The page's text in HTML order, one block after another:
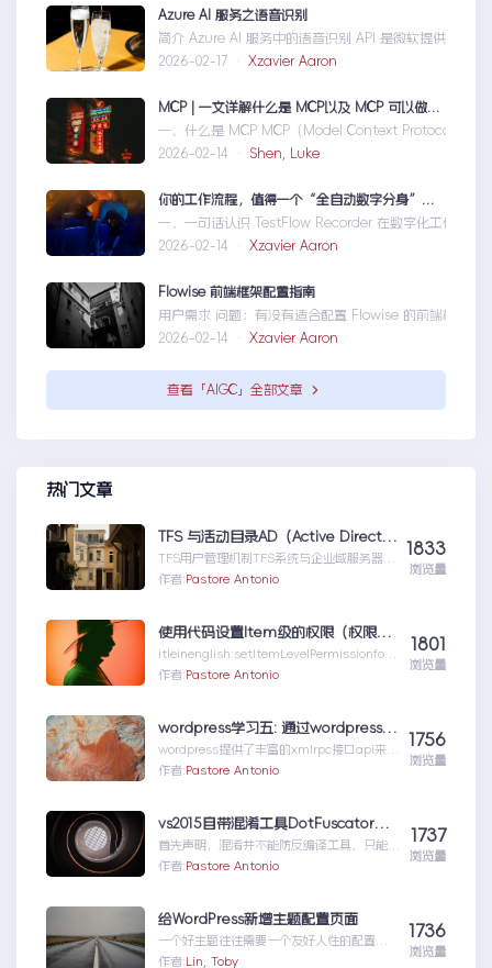
Azure AI 服务之语音识别
简介 Azure AI 服务中的语音识别 API 是微软提供的一
2026-02-17 · Xzavier Aaron
MCP | 一文详解什么是 MCP以及 MCP 可以做什么
一、什么是 MCP MCP（Model Context Protocol）是
2026-02-14 · Shen, Luke
你的工作流程，值得一个“全自动数字分身”：录制、截图、成文，一气呵成
一、一句话认识 TestFlow Recorder 在数字化工作环
2026-02-14 · Xzavier Aaron
Flowise 前端框架配置指南
用户需求 问题：有没有适合配置 Flowise 的前端框架
2026-02-14 · Xzavier Aaron
查看「AIGC」全部文章
热门文章
TFS 与活动目录AD（Active Directory)的同步机制
TFS用户管理机制TFS系统与企业域服务器用
户系统（或本地计算机用户系统）高度集成
作者:Pastore Antonio
1833
浏览量
使用代码设置Item级的权限（权限总结1）
itleinenglish:setItemLevelPermissionforS
har...使用代码设置Item级的权限（权限总结
作者:Pastore Antonio
1801
浏览量
wordpress学习五: 通过wordpress_xmlrpc的python包远程操作wordpress
wordpress提供了丰富的xmlrpc接口api来供
我们远程操控wp的内容。伟大的开源社区有
wordpress
作者:Pastore Antonio
1756
浏览量
vs2015自带混淆工具DotFuscator使用方法（超简单）
首先声明，混淆并不能防反编译工具，只能增
加反编译出来的代码阅读难度（把方法和变量
作者:Pastore Antonio
1737
浏览量
给WordPress新增主题配置页面
一个好主题往往需要一个友好人性的配置页
面，那怎么做呢？请听我细细道来。
作者: Lin, Toby
1736
浏览量